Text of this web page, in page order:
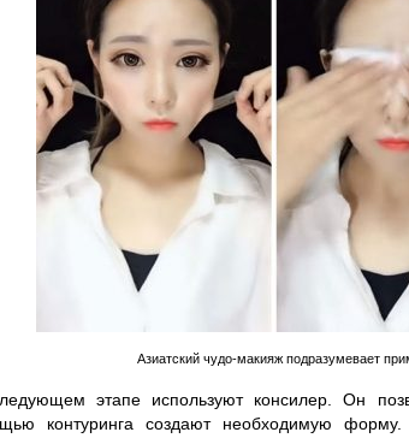
Азиатский чудо-макияж подразумевает
этапе используют консилер. Он
контуринга создают необходимую